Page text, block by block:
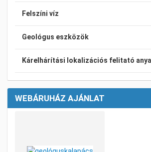
Felszíni víz
Geológus eszközök
Kárelhárítási lokalizációs felitató
WEBÁRUHÁZ AJÁNLAT